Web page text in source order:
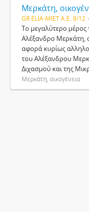
Μερκάτη,
GR ELIA-MIET Α.Ε. 8/12
Το μεγαλύτερο μέρος
Αλέξανδρο Μερκάτη,
αφορά κυρίως
του Αλέξανδρου
Διχασμού και της
Μερκάτη, οικογένεια